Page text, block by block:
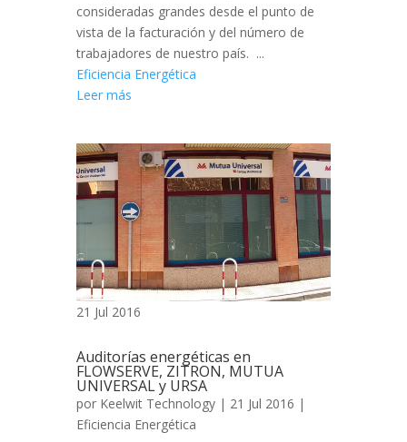
consideradas grandes desde el punto de
vista de la facturación y del número de
trabajadores de nuestro país. ...
Eficiencia Energética
Leer más
21 Jul 2016
Auditorías energéticas en
FLOWSERVE, ZITRON, MUTUA
UNIVERSAL y URSA
por Keelwit Technology | 21 Jul 2016 |
Eficiencia Energética